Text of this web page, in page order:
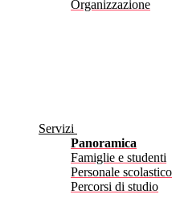
Organizzazione
Servizi
Panoramica
Famiglie e studenti
Personale scolastico
Percorsi di studio